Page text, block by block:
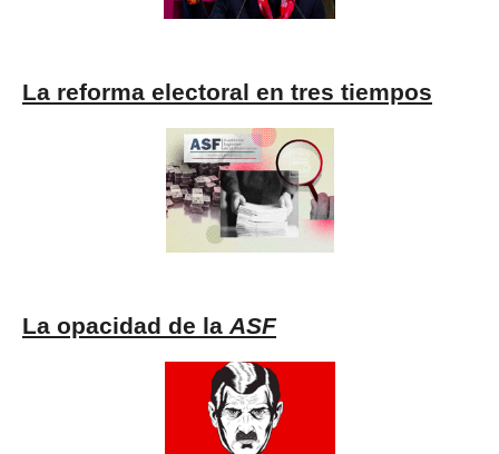
La reforma electoral en tres tiempos
La opacidad de laASF